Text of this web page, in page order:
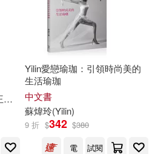
写真集(15)
劉曉歌(15)
弥勒皇佛(15)
拆野拆替(15)
Yilin愛戀瑜珈：引領時尚美的
生活瑜珈
中文書
蘇煒玲(Yilin)
9 折 $342 $380
電
試閱